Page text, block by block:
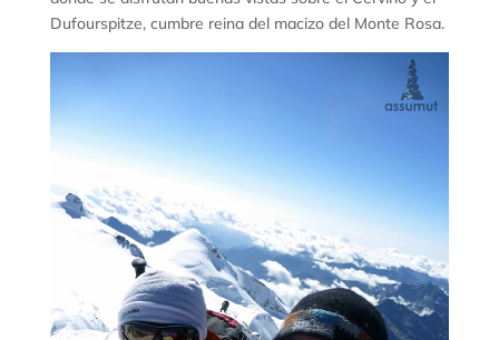
Dufourspitze, cumbre reina del macizo del Monte Rosa.